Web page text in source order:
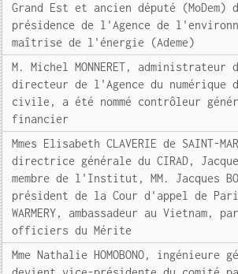
Grand Est et ancien député (MoDem)
présidence de l'Agence de
maîtrise de l'énergie (Ademe)
M. Michel MONNERET,
directeur de l'Agence du numérique
civile, a été nommé contrôleur
financier
Mmes Elisabeth CLAVERIE de SAINT-
directrice générale du CIRAD,
membre de l'Institut, MM. Jacques
président de la Cour d'appel de
WARMERY, ambassadeur au Vietnam,
officiers du Mérite
Mme Nathalie HOMOBONO, ingénieure